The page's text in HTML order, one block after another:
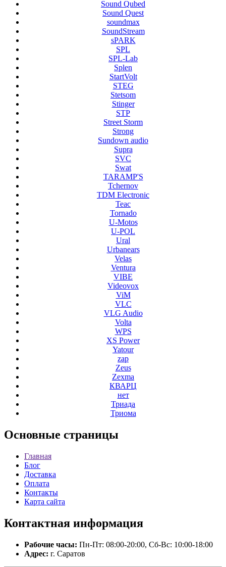
Sound Qubed
Sound Quest
soundmax
SoundStream
sPARK
SPL
SPL-Lab
Splen
StartVolt
STEG
Stetsom
Stinger
STP
Street Storm
Strong
Sundown audio
Supra
SVC
Swat
TARAMP'S
Tchernov
TDM Electronic
Teac
Tornado
U-Motos
U-POL
Ural
Urbanears
Velas
Ventura
VIBE
Videovox
ViM
VLC
VLG Audio
Volta
WPS
XS Power
Yatour
zap
Zeus
Zexma
КВАРЦ
нет
Триада
Триома
Основные страницы
Главная
Блог
Доставка
Оплата
Контакты
Карта сайта
Контактная информация
Рабочие часы: Пн-Пт: 08:00-20:00, Сб-Вс: 10:00-18:00
Адрес: г. Саратов